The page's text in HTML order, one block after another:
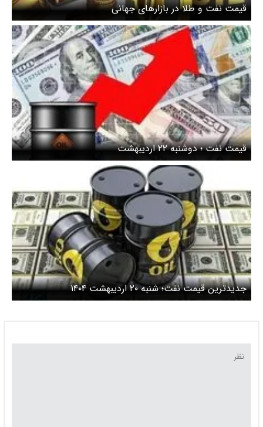
قیمت نفت و طلا در بازارهای جهانی
قیمت نفت ؛ دوشنبه ۲۲ اردیبهشت
جدیدترین قیمت نفت؛ شنبه ۲۰ اردیبهشت ۱۴۰۴